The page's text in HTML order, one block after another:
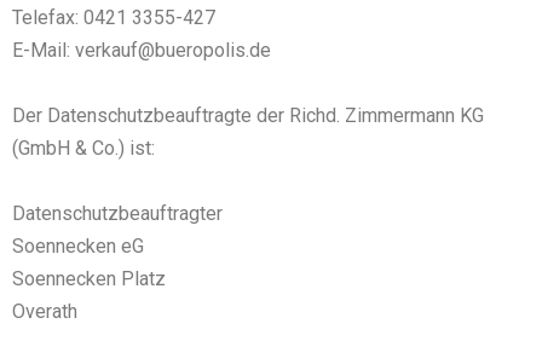
Telefax: 0421 3355-427
E-Mail: verkauf@bueropolis.de
Der Datenschutzbeauftragte der Richd. Zimmermann KG
(GmbH & Co.) ist:
Datenschutzbeauftragter
Soennecken eG
Soennecken Platz
Overath